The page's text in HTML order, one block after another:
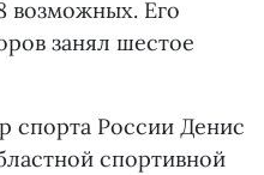
возможных. Его
занял шестое
спорта России Денис
спортивной